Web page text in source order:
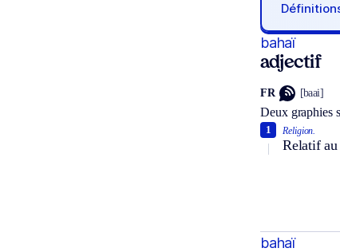
bahaï
adjectif
FR [baai]
Deux graphies
Religion.
Relatif au
1
bahaï